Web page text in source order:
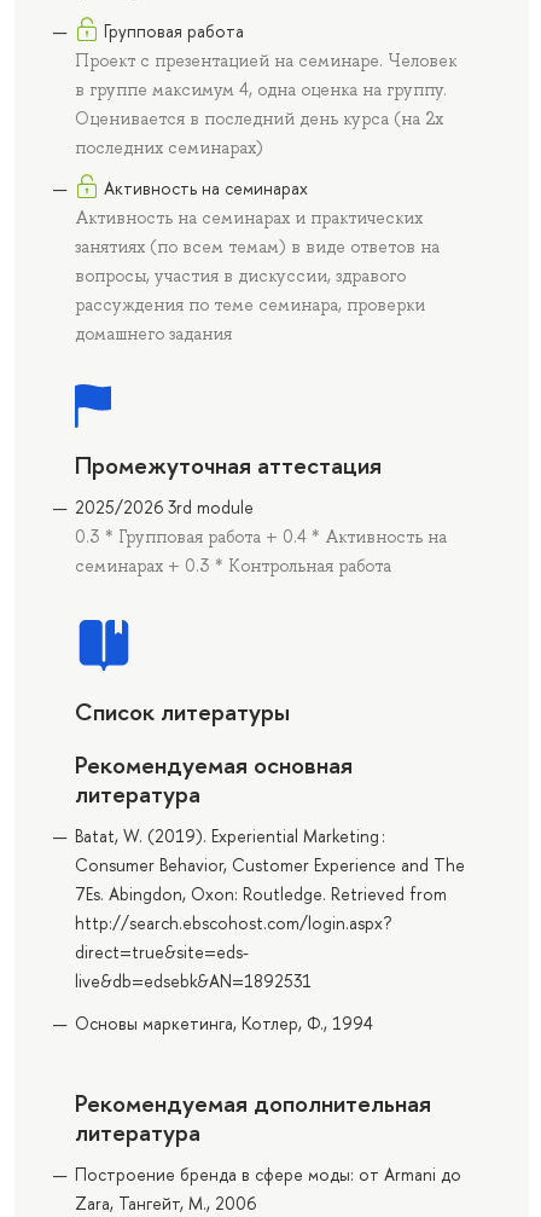
Групповая работа
Проект с презентацией на семинаре. Человек
в группе максимум 4, одна оценка на группу.
Оценивается в последний день курса (на 2х
последних семинарах)
Активность на семинарах
Активность на семинарах и практических
занятиях (по всем темам) в виде ответов на
вопросы, участия в дискуссии, здравого
рассуждения по теме семинара, проверки
домашнего задания
Промежуточная аттестация
2025/2026 3rd module
0.3 * Групповая работа + 0.4 * Активность на
семинарах + 0.3 * Контрольная работа
Список литературы
Рекомендуемая основная
литература
Batat, W. (2019). Experiential Marketing :
Consumer Behavior, Customer Experience and The
7Es. Abingdon, Oxon: Routledge. Retrieved from
http://search.ebscohost.com/login.aspx?
direct=true&site=eds-
live&db=edsebk&AN=1892531
Основы маркетинга, Котлер, Ф., 1994
Рекомендуемая дополнительная
литература
Построение бренда в сфере моды: от Armani до
Zara, Тангейт, М., 2006